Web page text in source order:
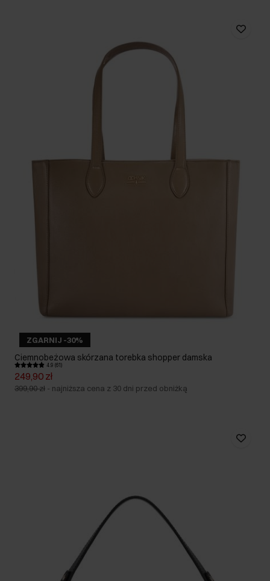
ZGARNIJ -30%
Ciemnobeżowa skórzana torebka shopper damska
4.9 (61)
249,90 zł
399,90 zł - najniższa cena z 30 dni przed obniżką